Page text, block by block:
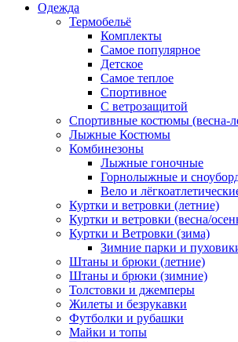
Одежда
Термобельё
Комплекты
Самое популярное
Детское
Самое теплое
Спортивное
С ветрозащитой
Спортивные костюмы (весна-
Лыжные Костюмы
Комбинезоны
Лыжные гоночные
Горнолыжные и
Вело и
Куртки и ветровки (летние)
Куртки и ветровки (весна/
Куртки и Ветровки (зима)
Зимние парки и
Штаны и брюки (летние)
Штаны и брюки (зимние)
Толстовки и джемперы
Жилеты и безрукавки
Футболки и рубашки
Майки и топы